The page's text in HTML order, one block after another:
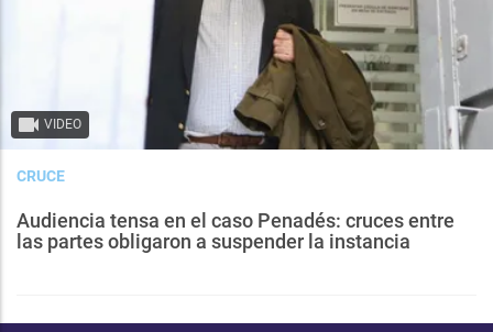
VIDEO
CRUCE
Audiencia tensa en el caso Penadés: cruces entre
las partes obligaron a suspender la instancia